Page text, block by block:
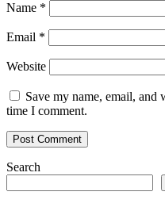
Name *
Email *
Website
Save my name, email, and
time I comment.
Search